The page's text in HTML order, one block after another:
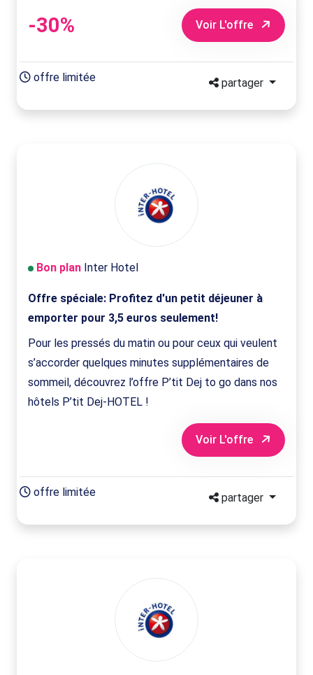
-30% Voir L'offre
offre limitée partager
Bon plan Inter Hotel
Offre spéciale: Profitez d'un petit déjeuner à
emporter pour 3,5 euros seulement!
Pour les pressés du matin ou pour ceux qui veulent
s’accorder quelques minutes supplémentaires de
sommeil, découvrez l’offre P’tit Dej to go dans nos
hôtels P’tit Dej-HOTEL !
Voir L'offre
offre limitée partager